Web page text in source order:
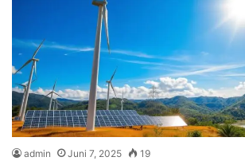
admin Juni 7, 2025 19